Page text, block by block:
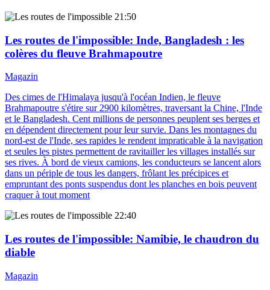
21:50
Les routes de l'impossible: Inde, Bangladesh : les
colères du fleuve Brahmapoutre
Magazin
Des cimes de l'Himalaya jusqu'à l'océan Indien, le fleuve
Brahmapoutre s'étire sur 2900 kilomètres, traversant la Chine, l'Inde
et le Bangladesh. Cent millions de personnes peuplent ses berges et
en dépendent directement pour leur survie. Dans les montagnes du
nord-est de l'Inde, ses rapides le rendent impraticable à la navigation
et seules les pistes permettent de ravitailler les villages installés sur
ses rives. À bord de vieux camions, les conducteurs se lancent alors
dans un périple de tous les dangers, frôlant les précipices et
empruntant des ponts suspendus dont les planches en bois peuvent
craquer à tout moment
22:40
Les routes de l'impossible: Namibie, le chaudron du
diable
Magazin